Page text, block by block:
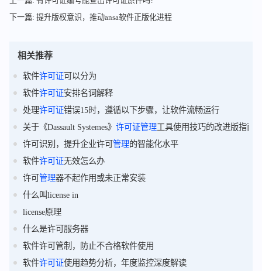
下一篇: 提升版权意识，推动ansa软件正版化进程
相关推荐
软件许可证可以分为
软件许可证安排名词解释
处理许可证错误15时，遵循以下步骤，让软件流畅运行
关于《Dassault Systemes》 许可证管理工具使用技巧的改进版指南
许可识别，提升企业许可管理的智能化水平
软件许可证无效怎么办
许可管理器不起作用或未正常安装
什么叫license in
license原理
什么是许可服务器
软件许可管制，防止不合格软件使用
软件许可证使用趋势分析，年度监控深度解读